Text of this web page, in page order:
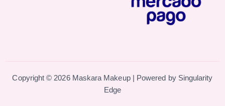
Copyright © 2026 Maskara Makeup | Powered by Singularity
Edge